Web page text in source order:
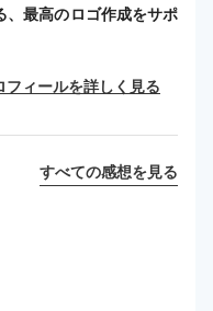
、最高のロゴ作成をサポ
フィールを詳しく見る
すべての感想を見る